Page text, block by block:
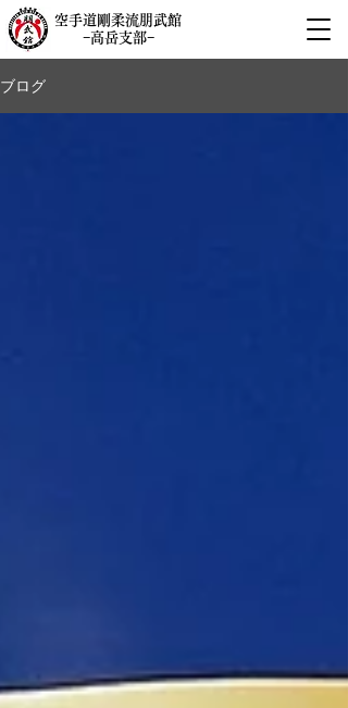
空手道剛柔流朋武館
−高岳支部−
ブログ